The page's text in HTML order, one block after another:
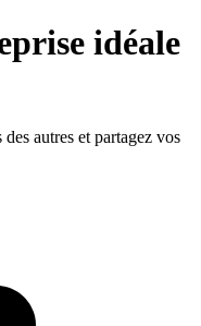
idéale
autres et partagez vos